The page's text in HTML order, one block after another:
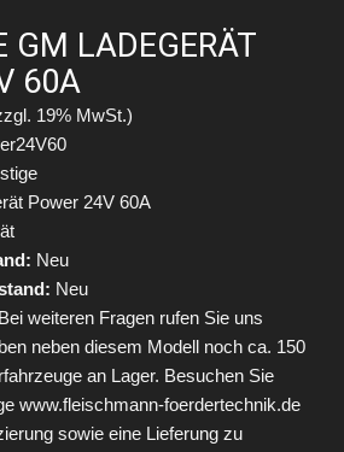
GM LADEGERÄT
60A
19% MwSt.)
Power 24V 60A
Neu
Neu
Bei weiteren Fragen rufen Sie uns
neben diesem Modell noch ca. 150
an Lager. Besuchen Sie
www.fleischmann-foerdertechnik.de
sowie eine Lieferung zu